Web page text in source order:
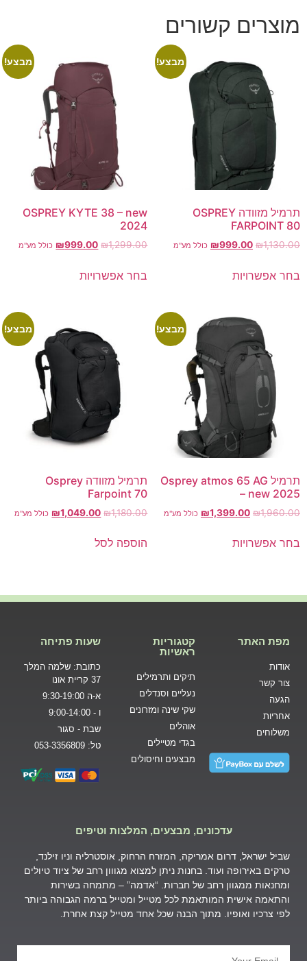
מוצרים קשורים
מבצע!
תרמיל מזוודה OSPREY
FARPOINT 80
₪1,130.00
₪999.00 כולל מע"מ
בחר אפשרויות
מבצע!
OSPREY KYTE 38 – new
2024
₪1,299.00
₪999.00 כולל מע"מ
בחר אפשרויות
מבצע!
תרמיל Osprey atmos 65 AG
– new 2025
₪1,960.00
₪1,399.00 כולל מע"מ
בחר אפשרויות
מבצע!
תרמיל מזוודה Osprey
Farpoint 70
₪1,180.00
₪1,049.00 כולל מע"מ
הוספה לסל
מפת האתר
אודות
צור קשר
הגעה
אחריות
משלוחים
קטגוריות
ראשיות
תיקים ותרמילים
נעליים וסנדלים
שקי שינה ומזרונים
אוהלים
בגדי מטיילים
מבצעים וחיסולים
שעות פתיחה
כתובת: שלמה המלך
37 קריית אונו
א-ה 9:30-19:00
ו - 9:00-14:00
שבת - סגור
טל: 053-3356809
עדכונים, מבצעים, המלצות וטיפים
שביל ישראל, דרום אמריקה, המזרח הרחוק, אוסטרליה וניו זילנד,
טרקים באירופה ועוד. בחנות ניתן למצוא מגווון רחב של ציוד טיולים
ומחנאות ממגוון רחב של חברות. “אדמה” – מתמחה בשירות
והתאמה אישית המותאמת לכל מטייל ומטייל ברמה הגבוהה ביותר
לפי צרכיו ואופיו. מתוך הבנה שכל אחד מטייל קצת אחרת.